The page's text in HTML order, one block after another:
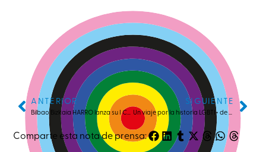
ANTERIOR SIGUIENTE
Un viaje por la historia LGBTI+ de Euskadi: Visitas guiadas para dar a conocer la lucha y resistencia
Comparte esta nota de prensa: